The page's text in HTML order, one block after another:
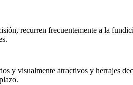
recurren frecuentemente a la
y visualmente atractivos y herrajes